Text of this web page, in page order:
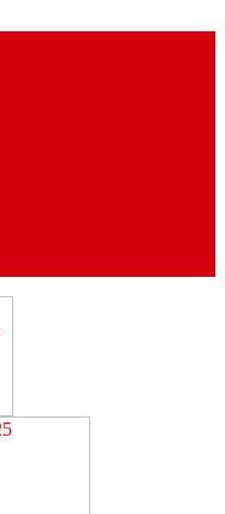
области на сайте